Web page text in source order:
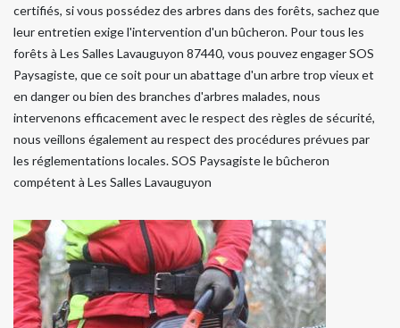
certifiés, si vous possédez des arbres dans des forêts, sachez que
leur entretien exige l'intervention d'un bûcheron. Pour tous les
forêts à Les Salles Lavauguyon 87440, vous pouvez engager SOS
Paysagiste, que ce soit pour un abattage d'un arbre trop vieux et
en danger ou bien des branches d'arbres malades, nous
intervenons efficacement avec le respect des règles de sécurité,
nous veillons également au respect des procédures prévues par
les réglementations locales. SOS Paysagiste le bûcheron
compétent à Les Salles Lavauguyon